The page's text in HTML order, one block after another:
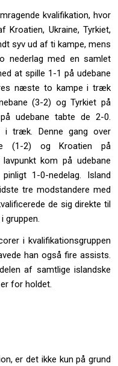
kvalifikation, hvor
Kroatien, Ukraine, Tyrkiet,
syv ud af ti kampe, mens
nederlag med en samlet
at spille 1-1 på udebane
næste to kampe i træk
(3-2) og Tyrkiet på
udebane tabte de 2-0.
i træk. Denne gang over
(1-2) og Kroatien på
lavpunkt kom på udebane
1-0-nedelag. Island
tre modstandere med
de sig direkte til
gruppen.
i kvalifikationsgruppen
han også fire assists.
af samtlige islandske
for holdet.
er det ikke kun på grund